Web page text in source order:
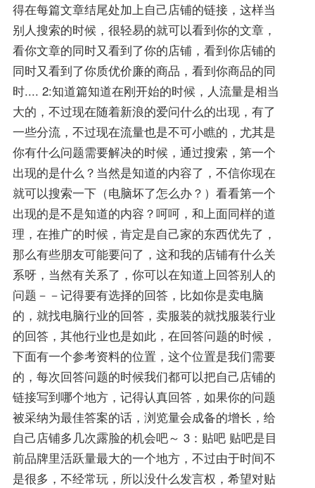
得在每篇文章结尾处加上自己店铺的链接，这样当
别人搜索的时候，很轻易的就可以看到你的文章，
看你文章的同时又看到了你的店铺，看到你店铺的
同时又看到了你质优价廉的商品，看到你商品的同
时.... 2:知道篇知道在刚开始的时候，人流量是相当
大的，不过现在随着新浪的爱问什么的出现，有了
一些分流，不过现在流量也是不可小瞧的，尤其是
你有什么问题需要解决的时候，通过搜索，第一个
出现的是什么？当然是知道的内容了，不信你现在
就可以搜索一下（电脑坏了怎么办？）看看第一个
出现的是不是知道的内容？呵呵，和上面同样的道
理，在推广的时候，肯定是自己家的东西优先了，
那么有些朋友可能要问了，这和我的店铺有什么关
系呀，当然有关系了，你可以在知道上回答别人的
问题－－记得要有选择的回答，比如你是卖电脑
的，就找电脑行业的回答，卖服装的就找服装行业
的回答，其他行业也是如此，在回答问题的时候，
下面有一个参考资料的位置，这个位置是我们需要
的，每次回答问题的时候我们都可以把自己店铺的
链接写到哪个地方，记得认真回答，如果你的问题
被采纳为最佳答案的话，浏览量会成备的增长，给
自己店铺多几次露脸的机会吧～ 3：贴吧 贴吧是目
前品牌里活跃量最大的一个地方，不过由于时间不
是很多，不经常玩，所以没什么发言权，希望对贴